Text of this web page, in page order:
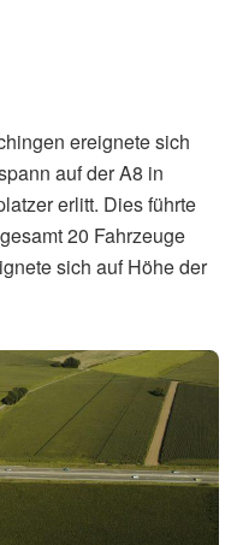
ereignete sich
auf der A8 in
erlitt. Dies führte
20 Fahrzeuge
sich auf Höhe der